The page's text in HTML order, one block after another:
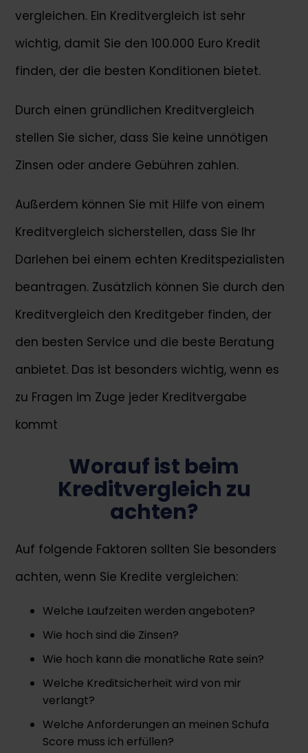
vergleichen. Ein Kreditvergleich ist sehr
wichtig, damit Sie den 100.000 Euro Kredit
finden, der die besten Konditionen bietet.
Durch einen gründlichen Kreditvergleich
stellen Sie sicher, dass Sie keine unnötigen
Zinsen oder andere Gebühren zahlen.
Außerdem können Sie mit Hilfe von einem
Kreditvergleich sicherstellen, dass Sie Ihr
Darlehen bei einem echten Kreditspezialisten
beantragen. Zusätzlich können Sie durch den
Kreditvergleich den Kreditgeber finden, der
den besten Service und die beste Beratung
anbietet. Das ist besonders wichtig, wenn es
zu Fragen im Zuge jeder Kreditvergabe
kommt
Worauf ist beim
Kreditvergleich zu
achten?
Auf folgende Faktoren sollten Sie besonders
achten, wenn Sie Kredite vergleichen:
Welche Laufzeiten werden angeboten?
Wie hoch sind die Zinsen?
Wie hoch kann die monatliche Rate sein?
Welche Kreditsicherheit wird von mir
verlangt?
Welche Anforderungen an meinen Schufa
Score muss ich erfüllen?